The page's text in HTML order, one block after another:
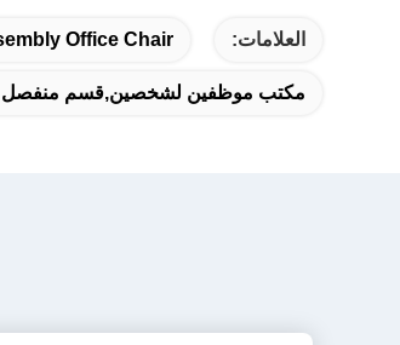
العلامات: Office Chair
مكتب موظفين لشخصين,قسم منفصل